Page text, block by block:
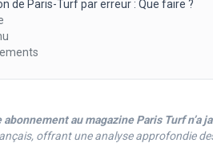
de Paris-Turf par erreur : Que faire ?
abonnement au magazine Paris Turf n’a
offrant une analyse approfondie